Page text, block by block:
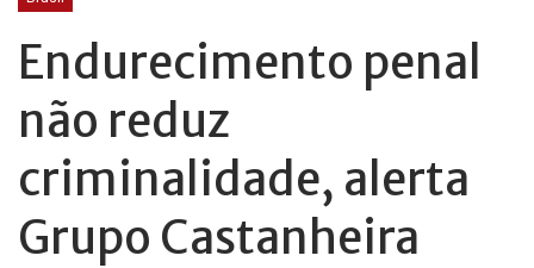
Endurecimento penal
não reduz
criminalidade, alerta
Grupo Castanheira